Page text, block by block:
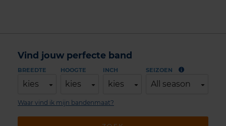
Vind jouw perfecte band
BREEDTE
kies
HOOGTE
kies
INCH
kies
SEIZOEN
All season
Waar vind ik mijn bandenmaat?